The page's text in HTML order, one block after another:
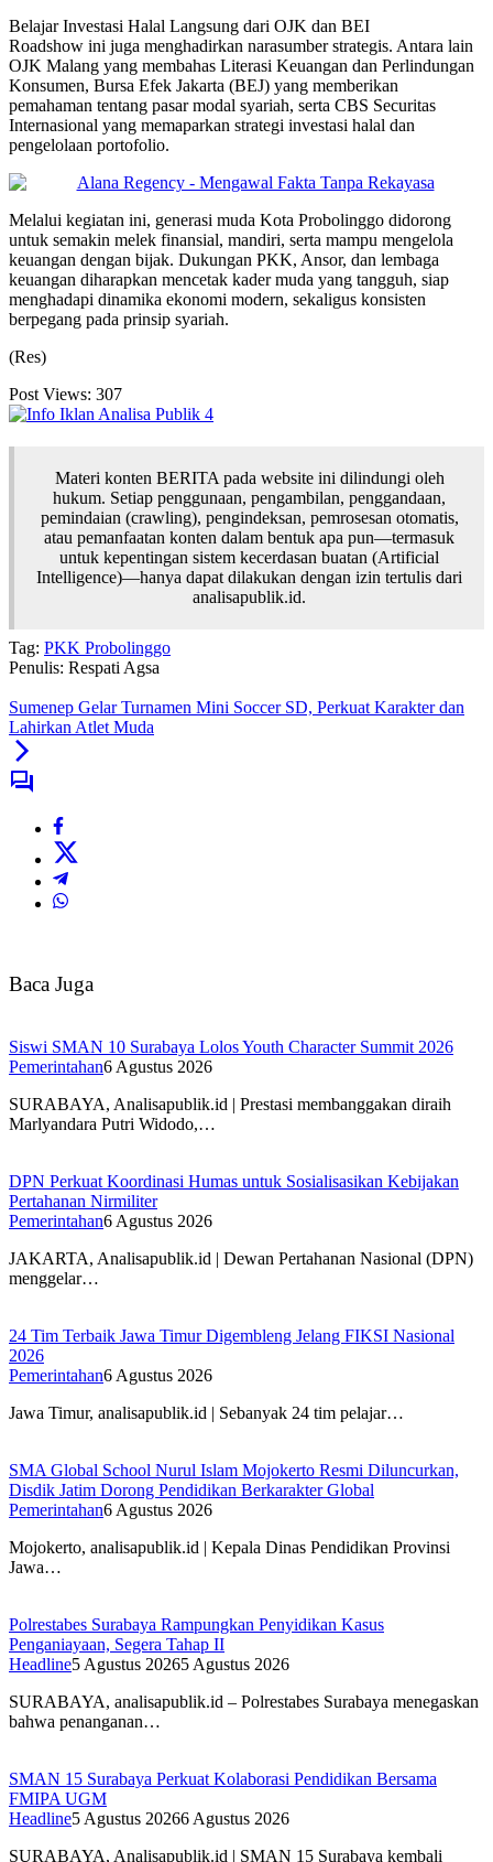
Belajar Investasi Halal Langsung dari OJK dan BEI
Roadshow ini juga menghadirkan narasumber strategis. Antara lain
OJK Malang yang membahas Literasi Keuangan dan Perlindungan
Konsumen, Bursa Efek Jakarta (BEJ) yang memberikan
pemahaman tentang pasar modal syariah, serta CBS Securitas
Internasional yang memaparkan strategi investasi halal dan
pengelolaan portofolio.
Melalui kegiatan ini, generasi muda Kota Probolinggo didorong
untuk semakin melek finansial, mandiri, serta mampu mengelola
keuangan dengan bijak. Dukungan PKK, Ansor, dan lembaga
keuangan diharapkan mencetak kader muda yang tangguh, siap
menghadapi dinamika ekonomi modern, sekaligus konsisten
berpegang pada prinsip syariah.
(Res)
Post Views: 307
Materi konten BERITA pada website ini dilindungi oleh
hukum. Setiap penggunaan, pengambilan, penggandaan,
pemindaian (crawling), pengindeksan, pemrosesan otomatis,
atau pemanfaatan konten dalam bentuk apa pun—termasuk
untuk kepentingan sistem kecerdasan buatan (Artificial
Intelligence)—hanya dapat dilakukan dengan izin tertulis dari
analisapublik.id.
Tag: PKK Probolinggo
Penulis: Respati Agsa
Sumenep Gelar Turnamen Mini Soccer SD, Perkuat Karakter dan
Lahirkan Atlet Muda
Baca Juga
Siswi SMAN 10 Surabaya Lolos Youth Character Summit 2026
Pemerintahan6 Agustus 2026
SURABAYA, Analisapublik.id | Prestasi membanggakan diraih
Marlyandara Putri Widodo,…
DPN Perkuat Koordinasi Humas untuk Sosialisasikan Kebijakan
Pertahanan Nirmiliter
Pemerintahan6 Agustus 2026
JAKARTA, Analisapublik.id | Dewan Pertahanan Nasional (DPN)
menggelar…
24 Tim Terbaik Jawa Timur Digembleng Jelang FIKSI Nasional
2026
Pemerintahan6 Agustus 2026
Jawa Timur, analisapublik.id | Sebanyak 24 tim pelajar…
SMA Global School Nurul Islam Mojokerto Resmi Diluncurkan,
Disdik Jatim Dorong Pendidikan Berkarakter Global
Pemerintahan6 Agustus 2026
Mojokerto, analisapublik.id | Kepala Dinas Pendidikan Provinsi
Jawa…
Polrestabes Surabaya Rampungkan Penyidikan Kasus
Penganiayaan, Segera Tahap II
Headline5 Agustus 20265 Agustus 2026
SURABAYA, analisapublik.id – Polrestabes Surabaya menegaskan
bahwa penanganan…
SMAN 15 Surabaya Perkuat Kolaborasi Pendidikan Bersama
FMIPA UGM
Headline5 Agustus 20266 Agustus 2026
SURABAYA, Analisapublik.id | SMAN 15 Surabaya kembali